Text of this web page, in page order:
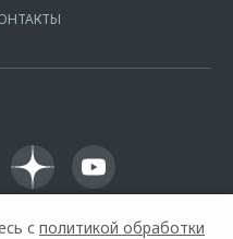
с политикой обработки